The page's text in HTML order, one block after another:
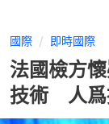
國際 即時國際
法國檢方
技術 人爲